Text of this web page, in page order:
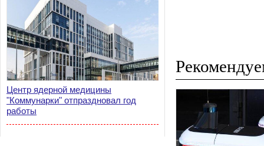
Центр ядерной медицины
"Коммунарки" отпраздновал год
работы